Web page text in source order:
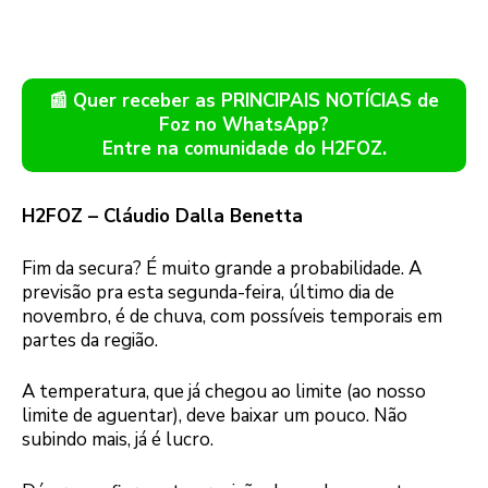
📰 Quer receber as PRINCIPAIS NOTÍCIAS de
Foz no WhatsApp?
Entre na comunidade do H2FOZ.
H2FOZ – Cláudio Dalla Benetta
Fim da secura? É muito grande a probabilidade. A
previsão pra esta segunda-feira, último dia de
novembro, é de chuva, com possíveis temporais em
partes da região.
A temperatura, que já chegou ao limite (ao nosso
limite de aguentar), deve baixar um pouco. Não
subindo mais, já é lucro.